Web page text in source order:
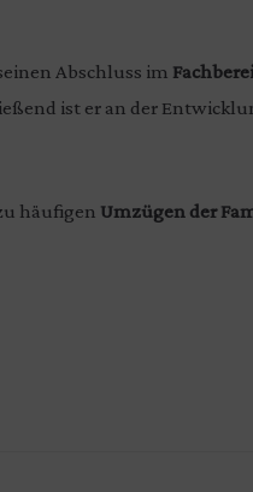
Abschluss im
ist er an der
häufigen Umzügen der